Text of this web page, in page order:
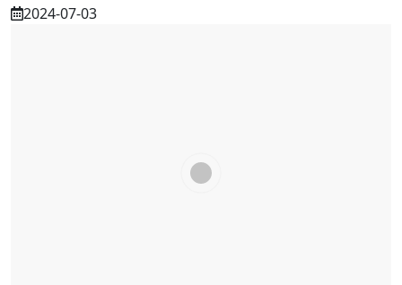
2024-07-03